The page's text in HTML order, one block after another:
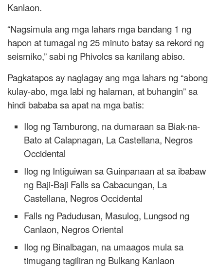
Kanlaon.
“Nagsimula ang mga lahars mga bandang 1 ng
hapon at tumagal ng 25 minuto batay sa rekord ng
seismiko,” sabi ng Phivolcs sa kanilang abiso.
Pagkatapos ay naglagay ang mga lahars ng “abong
kulay-abo, mga labi ng halaman, at buhangin” sa
hindi bababa sa apat na mga batis:
Ilog ng Tamburong, na dumaraan sa Biak-na-
Bato at Calapnagan, La Castellana, Negros
Occidental
Ilog ng Intiguiwan sa Guinpanaan at sa ibabaw
ng Baji-Baji Falls sa Cabacungan, La
Castellana, Negros Occidental
Falls ng Padudusan, Masulog, Lungsod ng
Canlaon, Negros Oriental
Ilog ng Binalbagan, na umaagos mula sa
timugang tagiliran ng Bulkang Kanlaon